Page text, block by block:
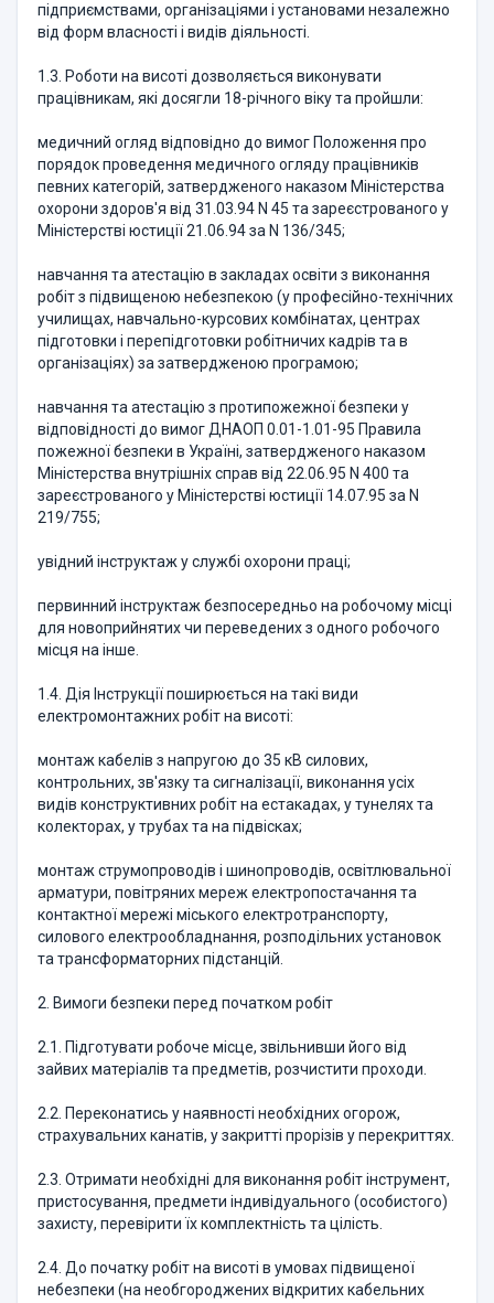
підприємствами, організаціями і установами незалежно
від форм власності і видів діяльності.
1.3. Роботи на висоті дозволяється виконувати
працівникам, які досягли 18-річного віку та пройшли:
медичний огляд відповідно до вимог Положення про
порядок проведення медичного огляду працівників
певних категорій, затвердженого наказом Міністерства
охорони здоров'я від 31.03.94 N 45 та зареєстрованого у
Міністерстві юстиції 21.06.94 за N 136/345;
навчання та атестацію в закладах освіти з виконання
робіт з підвищеною небезпекою (у професійно-технічних
училищах, навчально-курсових комбінатах, центрах
підготовки і перепідготовки робітничих кадрів та в
організаціях) за затвердженою програмою;
навчання та атестацію з протипожежної безпеки у
відповідності до вимог ДНАОП 0.01-1.01-95 Правила
пожежної безпеки в Україні, затвердженого наказом
Міністерства внутрішніх справ від 22.06.95 N 400 та
зареєстрованого у Міністерстві юстиції 14.07.95 за N
219/755;
увідний інструктаж у службі охорони праці;
первинний інструктаж безпосередньо на робочому місці
для новоприйнятих чи переведених з одного робочого
місця на інше.
1.4. Дія Інструкції поширюється на такі види
електромонтажних робіт на висоті:
монтаж кабелів з напругою до 35 кВ силових,
контрольних, зв'язку та сигналізації, виконання усіх
видів конструктивних робіт на естакадах, у тунелях та
колекторах, у трубах та на підвісках;
монтаж струмопроводів і шинопроводів, освітлювальної
арматури, повітряних мереж електропостачання та
контактної мережі міського електротранспорту,
силового електрообладнання, розподільних установок
та трансформаторних підстанцій.
2. Вимоги безпеки перед початком робіт
2.1. Підготувати робоче місце, звільнивши його від
зайвих матеріалів та предметів, розчистити проходи.
2.2. Переконатись у наявності необхідних огорож,
страхувальних канатів, у закритті прорізів у перекриттях.
2.3. Отримати необхідні для виконання робіт інструмент,
пристосування, предмети індивідуального (особистого)
захисту, перевірити їх комплектність та цілість.
2.4. До початку робіт на висоті в умовах підвищеної
небезпеки (на необгороджених відкритих кабельних